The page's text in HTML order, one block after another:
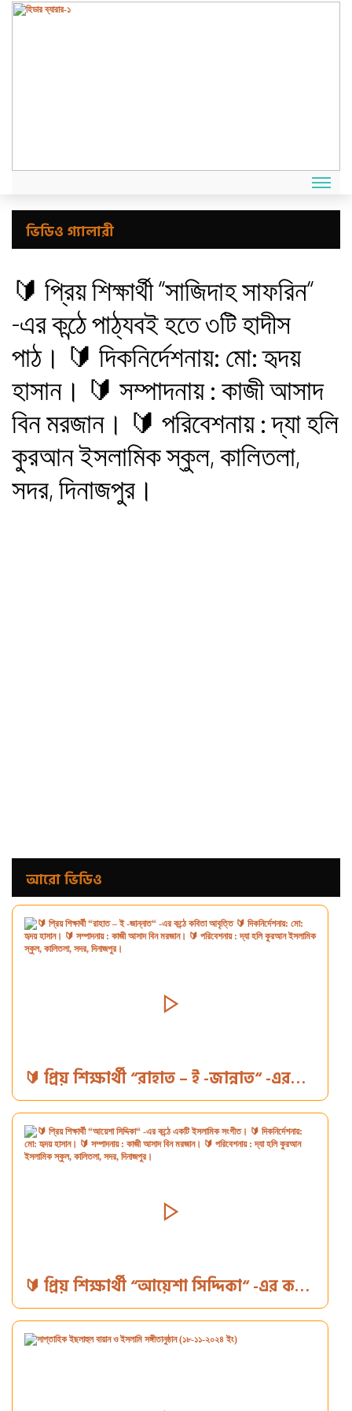
ভিডিও গ্যালারী
🔰 প্রিয় শিক্ষার্থী “সাজিদাহ সাফরিন“
-এর কন্ঠে পাঠ্যবই হতে ৩টি হাদীস
পাঠ। 🔰 দিকনির্দেশনায়: মো: হৃদয়
হাসান। 🔰 সম্পাদনায় : কাজী আসাদ
বিন মরজান। 🔰 পরিবেশনায় : দ্যা হলি
কুরআন ইসলামিক স্কুল, কালিতলা,
সদর, দিনাজপুর।
আরো ভিডিও
🔰 প্রিয় শিক্ষার্থী “রাহাত – ই -জান্নাত“ -এর
কন্ঠে কবিতা আবৃত্তি 🔰 দিকনির্দেশনায়: মো:
হৃদয় হাসান। 🔰 সম্পাদনায় : কাজী আসাদ বিন
মরজান। 🔰 পরিবেশনায় : দ্যা হলি কুরআন
🔰 প্রিয় শিক্ষার্থী “আয়েশা সিদ্দিকা“ -এর কন্ঠে
একটি ইসলামিক সংগীত। 🔰 দিকনির্দেশনায়:
মো: হৃদয় হাসান। 🔰 সম্পাদনায় : কাজী আসাদ